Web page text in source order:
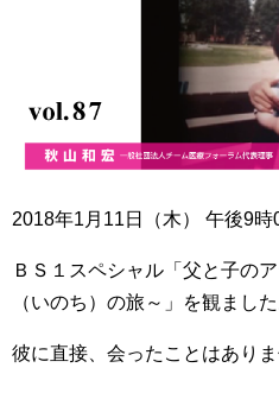
2018年1月11日（木） 午後9時
ＢＳ１スペシャル「父と子の
（いのち）の旅～」を観ました
彼に直接、会ったことはありま